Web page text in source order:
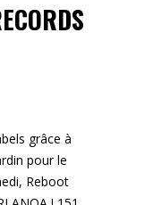
grâce à
pour le
Reboot